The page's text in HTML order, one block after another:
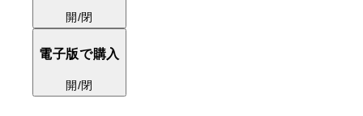
開/閉
電子版で購入
開/閉